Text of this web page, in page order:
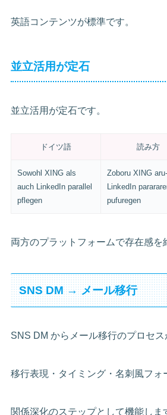
英語コンテンツが標準です。
並立活用が定石
並立活用が定石です。
ドイツ語 読み方
Sowohl XING als
auch LinkedIn parallel
pflegen
Zoboru XING
LinkedIn
pufuregen
両方のプラットフォームで存在感を
SNS DM → メール移行
SNS DM からメール移行のプロセス
移行表現・タイミング・名刺風フォ
関係深化のステップとして機能しま